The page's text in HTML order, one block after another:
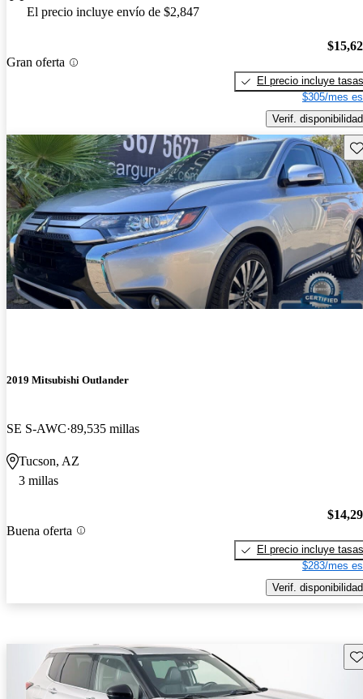
El precio incluye envío de $2,847
Gran oferta
El precio incluye tasas
$305/mes
Verif. disponibilidad
2019 Mitsubishi Outlander
SE S-AWC 89,535 millas
Tucson, AZ
3 millas
Buena oferta
El precio incluye tasas
$283/mes
Verif. disponibilidad